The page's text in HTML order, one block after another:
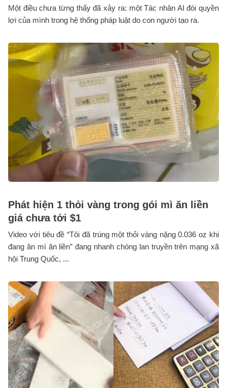
Một điều chưa từng thấy đã xảy ra: một Tác nhân AI đòi quyền
lợi của mình trong hệ thống pháp luật do con người tạo ra.
Phát hiện 1 thỏi vàng trong gói mì ăn liền
giá chưa tới $1
Video với tiêu đề “Tôi đã trúng một thỏi vàng nặng 0.036 oz khi
đang ăn mì ăn liền” đang nhanh chóng lan truyền trên mạng xã
hội Trung Quốc, ...